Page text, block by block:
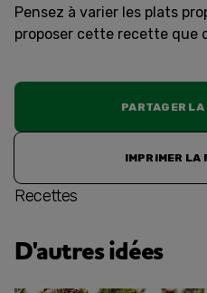
Pensez à varier les plats
proposer cette recette que
PARTAGER
IMPRIMER LA
Recettes
D'autres idées